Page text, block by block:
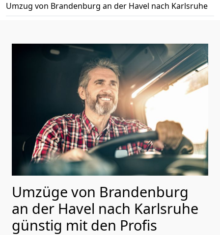
Umzug von Brandenburg an der Havel nach Karlsruhe
Umzüge von Brandenburg
an der Havel nach Karlsruhe
günstig mit den Profis